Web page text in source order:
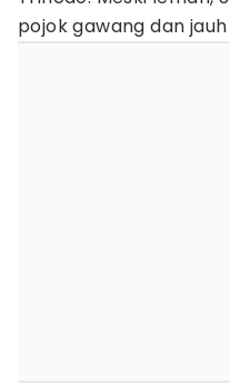
pojok gawang dan